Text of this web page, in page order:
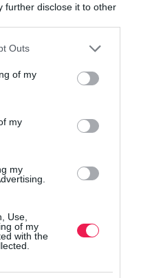
further disclose it to other
Outs
of my
my
my
Use,
of my
with the